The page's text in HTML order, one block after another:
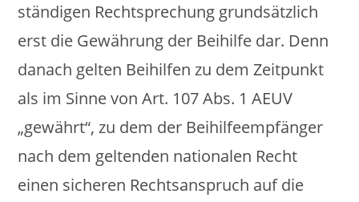
ständigen Rechtsprechung grundsätzlich
erst die Gewährung der Beihilfe dar. Denn
danach gelten Beihilfen zu dem Zeitpunkt
als im Sinne von Art. 107 Abs. 1 AEUV
„gewährt“, zu dem der Beihilfeempfänger
nach dem geltenden nationalen Recht
einen sicheren Rechtsanspruch auf die